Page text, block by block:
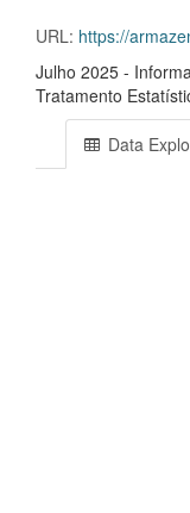
URL: https://armazenamento-dadosabertos.s3.sa-east-1.amazonaws.com/
Julho 2025 -
Tratamento
Data